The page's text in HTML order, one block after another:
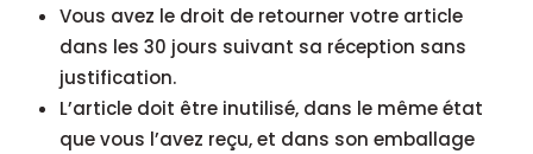
Vous avez le droit de retourner votre article
dans les 30 jours suivant sa réception sans
justification.
L’article doit être inutilisé, dans le même état
que vous l’avez reçu, et dans son emballage